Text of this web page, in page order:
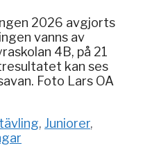
2026 avgjorts
vanns av
4B, på 21
kan ses
Foto Lars OA
, Juniorer,